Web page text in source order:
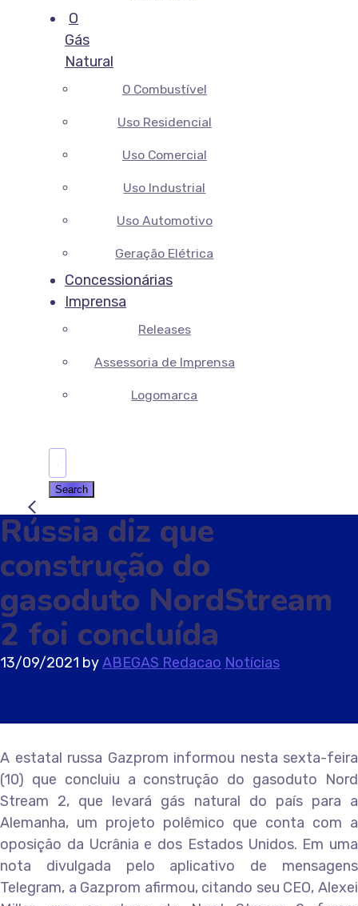
O
Gás
Natural
O Combustível
Uso Residencial
Uso Comercial
Uso Industrial
Uso Automotivo
Geração Elétrica
Concessionárias
Imprensa
Releases
Assessoria de Imprensa
Logomarca
Rússia diz que
construção do
gasoduto NordStream
2 foi concluída
13/09/2021 byABEGAS Redacao Notícias
A estatal russa Gazprom informou nesta sexta-feira
(10) que concluiu a construção do gasoduto Nord
Stream 2, que levará gás natural do país para a
Alemanha, um projeto polêmico que conta com a
oposição da Ucrânia e dos Estados Unidos. Em uma
nota divulgada pelo aplicativo de mensagens
Telegram, a Gazprom afirmou, citando seu CEO, Alexei